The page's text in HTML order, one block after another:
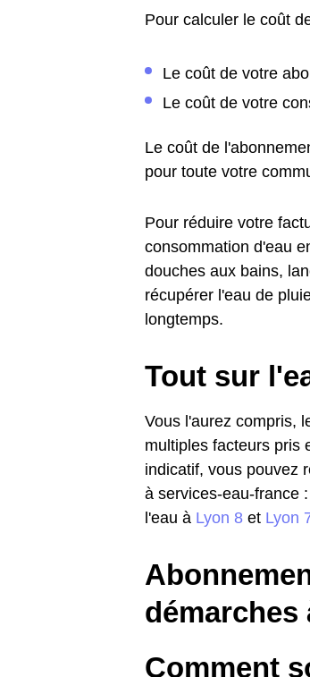
Pour calculer le coût
Le coût de votre
Le coût de votre
Le coût de
pour toute votre
Pour réduire votre
consommation d'eau
douches aux bains,
récupérer l'eau de
longtemps.
Tout sur
Vous l'aurez compris,
multiples facteurs pris
indicatif, vous pouvez
à services-eau-france
l'eau à Lyon 8 et Lyon
démarches
Comment